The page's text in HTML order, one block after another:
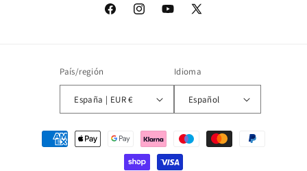
FacebookInstagramYouTube
X
País/región
España | EUR €
Idioma
Español
Formas